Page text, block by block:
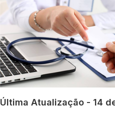
Última Atualização - 14